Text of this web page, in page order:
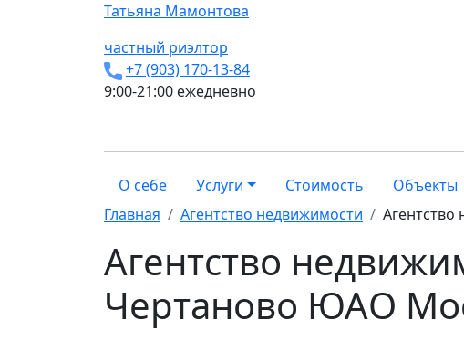
Татьяна Мамонтова
частный риэлтор
+7 (903) 170-13-84
9:00-21:00 ежедневно
О себе Услуги Стоимость Объекты
Главная
Агентство недвижимости
Агентство
Чертаново ЮАО